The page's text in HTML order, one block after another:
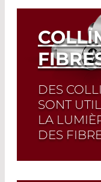
Read More
DES
SONT
LA
DES
Les unités